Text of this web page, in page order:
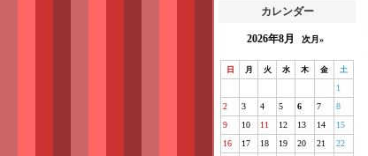
カレンダー
2026年8月 次月»
日 月 火 水 木 金 土
1
2
3 4 5 6 7
8
9
10 11 12 13 14
15
16
17 18 19 20 21
22